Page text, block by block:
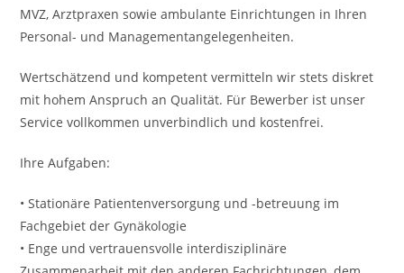
MVZ, Arztpraxen sowie ambulante Einrichtungen in Ihren
Personal- und Managementangelegenheiten.
Wertschätzend und kompetent vermitteln wir stets diskret
mit hohem Anspruch an Qualität. Für Bewerber ist unser
Service vollkommen unverbindlich und kostenfrei.
Ihre Aufgaben:
• Stationäre Patientenversorgung und -betreuung im
Fachgebiet der Gynäkologie
• Enge und vertrauensvolle interdisziplinäre